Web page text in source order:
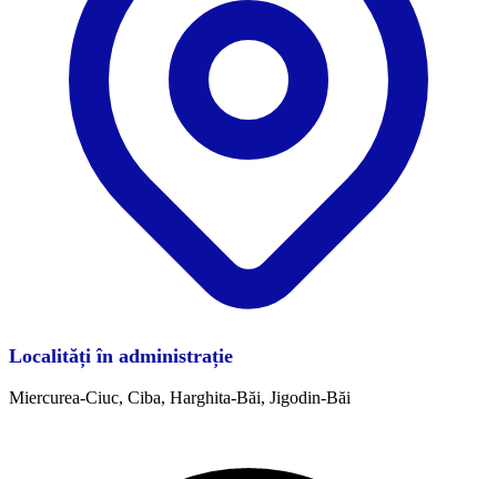
Localități în administrație
Miercurea-Ciuc, Ciba, Harghita-Băi, Jigodin-Băi